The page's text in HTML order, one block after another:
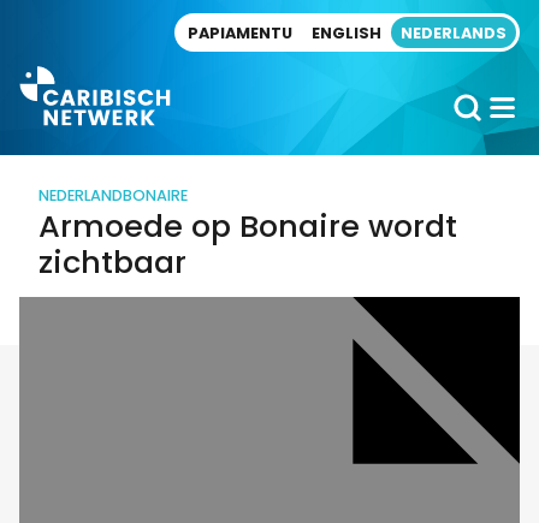
PAPIAMENTU ENGLISH NEDERLANDS
NEDERLANDBONAIRE
Armoede op Bonaire wordt
zichtbaar